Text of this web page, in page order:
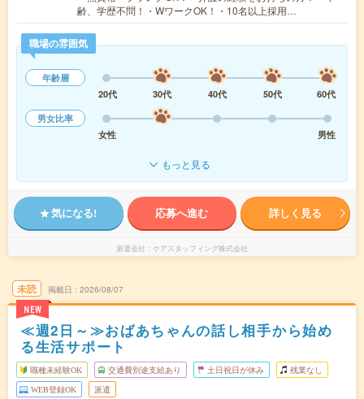
齢、学歴不問！・WワークOK！・10名以上採用…
職場の雰囲気
年齢層
20代
30代 40代 50代
60代
男女比率
女性
男性
もっと見る
気になる! 応募へ進む 詳しく見る
派遣会社 ケアスタッフィング株式会社
未読
NEW
掲載日 2026/08/07
≪週2日～≫おばあちゃんの話し相手から始め
る生活サポート
職種未経験OK 交通費別途支給あり 土日祝日が休み 残業なし
WEB登録OK 派遣